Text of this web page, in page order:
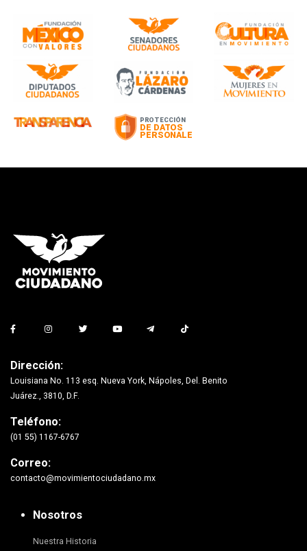
Dirección:
Louisiana No. 113 esq. Nueva York, Nápoles, Del. Benito
Juárez., 3810, D.F.
Teléfono:
(01 55) 1167-6767
Correo:
contacto@movimientociudadano.mx
Nosotros
Nuestra Historia